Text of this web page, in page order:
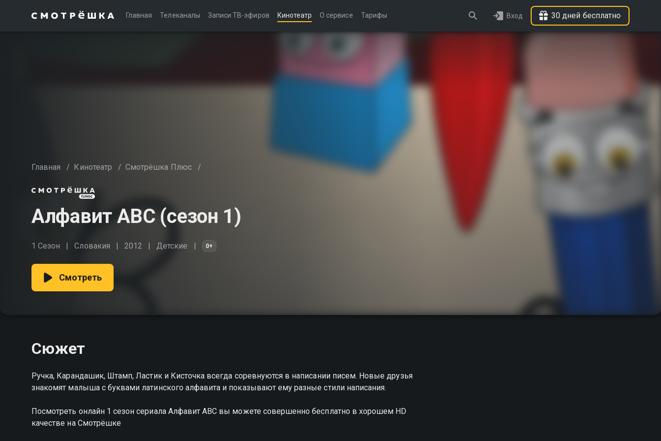
Главная Телеканалы Записи ТВ-эфиров Кинотеатр О сервисе Тарифы Вход 30 дней бесплатно
Главная / Кинотеатр / Смотрёшка Плюс /
Алфавит АВС (сезон 1)
1 Сезон Словакия 2012 Детские 0+
Смотреть
Сюжет
Ручка, Карандашик, Штамп, Ластик и Кисточка всегда соревнуются в написании писем. Новые друзья
знакомят малыша с буквами латинского алфавита и показывают ему разные стили написания.
Посмотреть онлайн 1 сезон сериала Алфавит АВС вы можете совершенно бесплатно в хорошем HD
качестве на Смотрёшке